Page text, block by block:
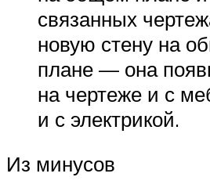
связанных
новую стену на
плане — она
на чертеже и с
и с электрикой.
Из минусов